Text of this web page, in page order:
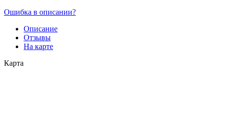
Ошибка в описании?
Описание
Отзывы
На карте
Карта